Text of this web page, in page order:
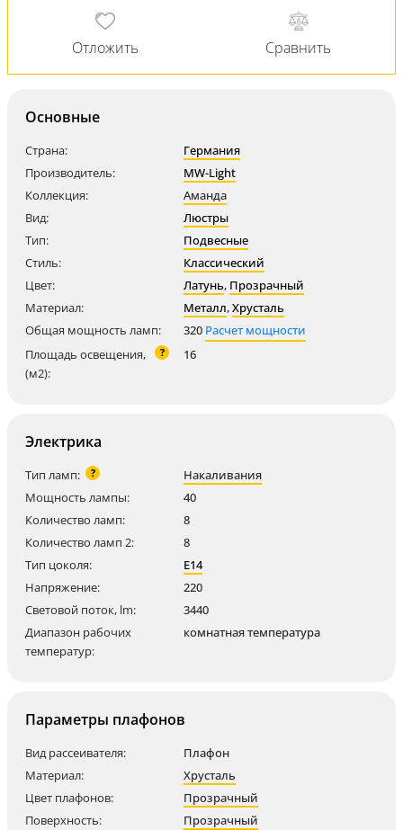
Основные
Страна:
Германия
Производитель:
MW-Light
Коллекция:
Аманда
Вид:
Люстры
Тип:
Подвесные
Стиль:
Классический
Цвет:
Латунь, Прозрачный
Материал:
Металл,Хрусталь
Общая мощность ламп:
320 Расчет мощности
Площадь освещения,
(м2):
? 16
Электрика
Тип ламп: ?
Накаливания
Мощность лампы:
40
Количество ламп:
8
Количество ламп 2:
8
Тип цоколя:
E14
Напряжение:
220
Световой поток, lm:
3440
Диапазон рабочих
температур:
комнатная температура
Параметры плафонов
Вид рассеивателя:
Плафон
Материал:
Хрусталь
Цвет плафонов:
Прозрачный
Поверхность:
Прозрачный